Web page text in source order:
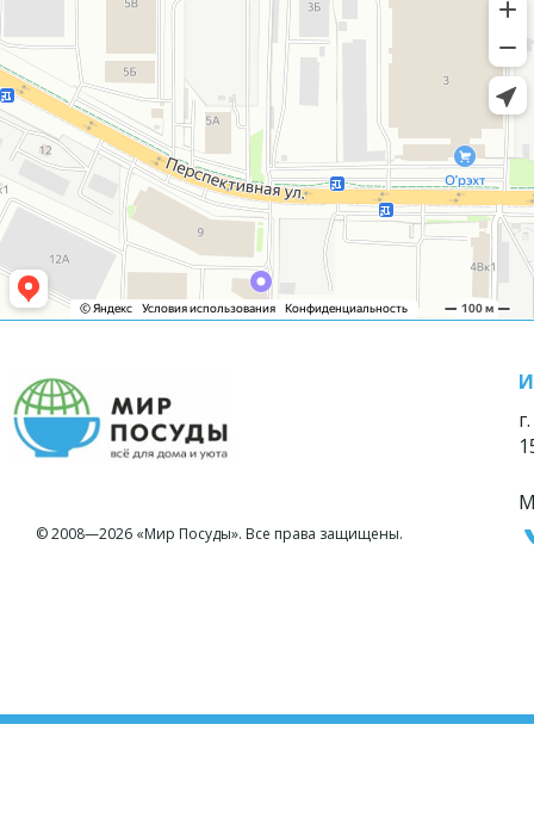
© 2008—2026 «Мир Посуды». Все права защищены.